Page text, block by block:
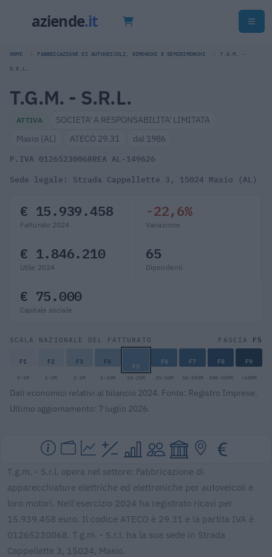
HOME FABBRICAZIONE DI AUTOVEICOLI, RIMORCHI E SEMIRIMORCHI T.G.M. -
S.R.L.
T.G.M. - S.R.L.
ATTIVA
SOCIETA' A RESPONSABILITA' LIMITATA
Masio (AL)
ATECO 29.31 dal 1986
P.IVA 01265230068REA AL-149626
Sede legale: Strada Cappellette 3, 15024 Masio (AL)
€ 15.939.458
Fatturato 2024
-22,6%
Variazione
€ 1.846.210
Utile 2024
65
Dipendenti
€ 75.000
Capitale sociale
SCALA NAZIONALE DEL FATTURATO FASCIA F5
F1 F2 F3 F4 F5 F6 F7 F8 F9
0-1M 1-2M 2-5M 5-10M 10-25M 25-50M 50-100M 100-500M >500M
Dati economici relativi al bilancio 2024. Fonte: Registro Imprese.
Ultimo aggiornamento: 7 luglio 2026.
T.g.m. - S.r.l. opera nel settore: Fabbricazione di
apparecchiature elettriche ed elettroniche per autoveicoli e
loro motori. Nell'esercizio 2024 ha registrato ricavi per
15.939.458 euro. Il codice ATECO è 29.31 e la partita IVA è
01265230068. T.g.m. - S.r.l. ha la sua sede in Strada
Cappellette 3, 15024, Masio.